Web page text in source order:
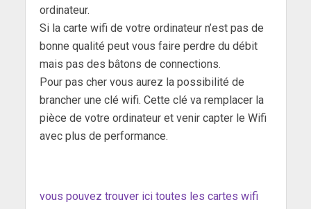
ordinateur.
Si la carte wifi de votre ordinateur n’est pas de
bonne qualité peut vous faire perdre du débit
mais pas des bâtons de connections.
Pour pas cher vous aurez la possibilité de
brancher une clé wifi. Cette clé va remplacer la
pièce de votre ordinateur et venir capter le Wifi
avec plus de performance.
vous pouvez trouver ici toutes les cartes wifi